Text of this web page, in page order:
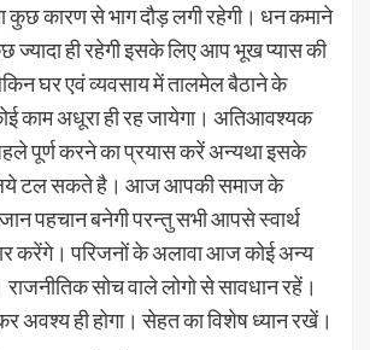
कारण से भाग दौड़ लगी रहेगी। धन कमाने
ही रहेगी इसके लिए आप भूख प्यास की
घर एवं व्यवसाय में तालमेल बैठाने के
काम अधूरा ही रह जायेगा। अतिआवश्यक
पहले पूर्ण करने का प्रयास करें अन्यथा इसके
टल सकते है। आज आपकी समाज के
पहचान बनेगी परन्तु सभी आपसे स्वार्थ
करेंगे। परिजनों के अलावा आज कोई अन्य
राजनीतिक सोच वाले लोगो से सावधान रहें।
ही होगा। सेहत का विशेष ध्यान रखें।